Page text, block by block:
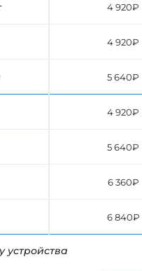
4 920₽
4 920₽
5 640₽
4 920₽
5 640₽
6 360₽
6 840₽
устройства